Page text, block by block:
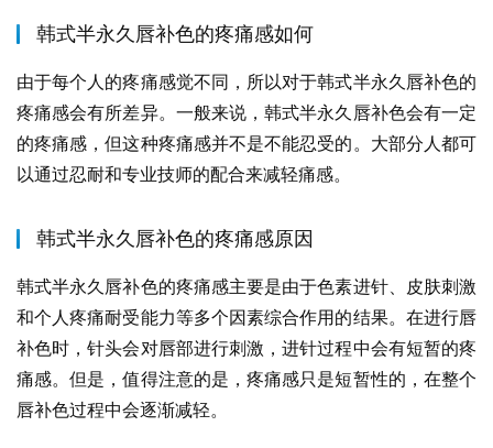
韩式半永久唇补色的疼痛感如何
由于每个人的疼痛感觉不同，所以对于韩式半永久唇补色的
疼痛感会有所差异。一般来说，韩式半永久唇补色会有一定
的疼痛感，但这种疼痛感并不是不能忍受的。大部分人都可
以通过忍耐和专业技师的配合来减轻痛感。
韩式半永久唇补色的疼痛感原因
韩式半永久唇补色的疼痛感主要是由于色素进针、皮肤刺激
和个人疼痛耐受能力等多个因素综合作用的结果。在进行唇
补色时，针头会对唇部进行刺激，进针过程中会有短暂的疼
痛感。但是，值得注意的是，疼痛感只是短暂性的，在整个
唇补色过程中会逐渐减轻。